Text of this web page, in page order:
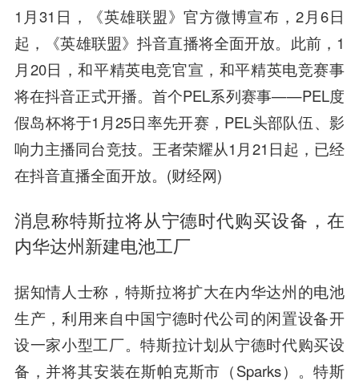
1月31日，《英雄联盟》官方微博宣布，2月6日
起，《英雄联盟》抖音直播将全面开放。此前，1
月20日，和平精英电竞官宣，和平精英电竞赛事
将在抖音正式开播。首个PEL系列赛事——PEL度
假岛杯将于1月25日率先开赛，PEL头部队伍、影
响力主播同台竞技。王者荣耀从1月21日起，已经
在抖音直播全面开放。(财经网)
消息称特斯拉将从宁德时代购买设备，在
内华达州新建电池工厂
据知情人士称，特斯拉将扩大在内华达州的电池
生产，利用来自中国宁德时代公司的闲置设备开
设一家小型工厂。特斯拉计划从宁德时代购买设
备，并将其安装在斯帕克斯市（Sparks）。特斯